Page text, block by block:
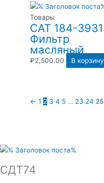
Товары
CAT 184-3931
Фильтр
масляный
₽2,500.00 В корзину
← 1 2 3 4 5 … 23 24 25
СДТ74